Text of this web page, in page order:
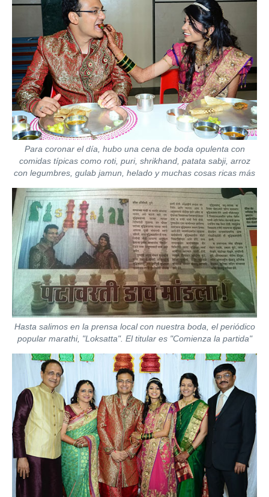
Para coronar el día, hubo una cena de boda opulenta con
comidas típicas como roti, puri, shrikhand, patata sabji, arroz
con legumbres, gulab jamun, helado y muchas cosas ricas más
Hasta salimos en la prensa local con nuestra boda, el periódico
popular marathi, "Loksatta". El titular es "Comienza la partida"